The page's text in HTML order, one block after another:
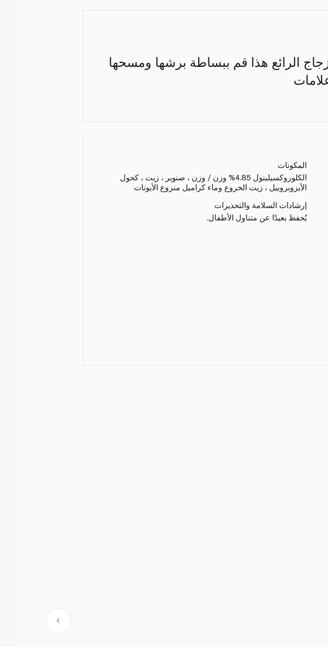
الرائع هذا قم ببساطة برشها ومسحها
المكونات
الكلوروكسيلينول 4.85% وزن / وزن ، صنوبر ، زيت ، كحول
الأيزوبروبيل ، زيت الخروع وماء كراميل منزوع الأيونات
إرشادات السلامة والتحذيرات
يُحفظ بعيدًا عن متناول الأطفال.